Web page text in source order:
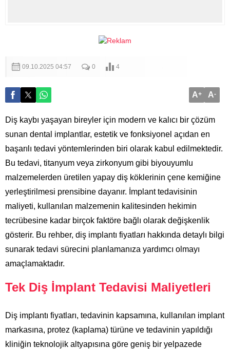
09.10.2025 04:57 0 4
A+ A-
Diş kaybı yaşayan bireyler için modern ve kalıcı bir çözüm
sunan dental implantlar, estetik ve fonksiyonel açıdan en
başarılı tedavi yöntemlerinden biri olarak kabul edilmektedir.
Bu tedavi, titanyum veya zirkonyum gibi biyouyumlu
malzemelerden üretilen yapay diş köklerinin çene kemiğine
yerleştirilmesi prensibine dayanır. İmplant tedavisinin
maliyeti, kullanılan malzemenin kalitesinden hekimin
tecrübesine kadar birçok faktöre bağlı olarak değişkenlik
gösterir. Bu rehber, diş implantı fiyatları hakkında detaylı bilgi
sunarak tedavi sürecini planlamanıza yardımcı olmayı
amaçlamaktadır.
Tek Diş İmplant Tedavisi Maliyetleri
Diş implantı fiyatları, tedavinin kapsamına, kullanılan implant
markasına, protez (kaplama) türüne ve tedavinin yapıldığı
kliniğin teknolojik altyapısına göre geniş bir yelpazede